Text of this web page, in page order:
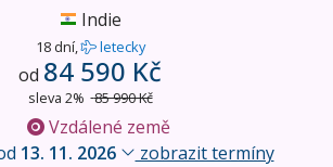
Indie
18 dní, letecky
od 84 590 Kč
sleva 2% 85 990 Kč
Vzdálené země
13. 11. 2026 zobrazit termíny